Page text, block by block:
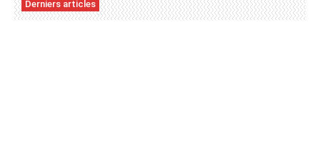
Derniers articles